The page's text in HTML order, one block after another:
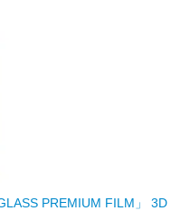
PREMIUM FILM」 3D